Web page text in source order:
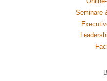
Seminare